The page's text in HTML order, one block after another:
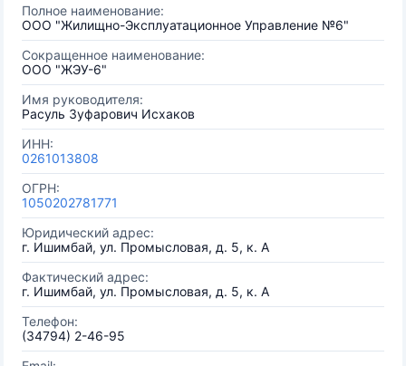
Полное наименование:
ООО "Жилищно-Эксплуатационное Управление №6"
Сокращенное наименование:
ООО "ЖЭУ-6"
Имя руководителя:
Расуль Зуфарович Исхаков
ИНН:
0261013808
ОГРН:
1050202781771
Юридический адрес:
г. Ишимбай, ул. Промысловая, д. 5, к. А
Фактический адрес:
г. Ишимбай, ул. Промысловая, д. 5, к. А
Телефон:
(34794) 2-46-95